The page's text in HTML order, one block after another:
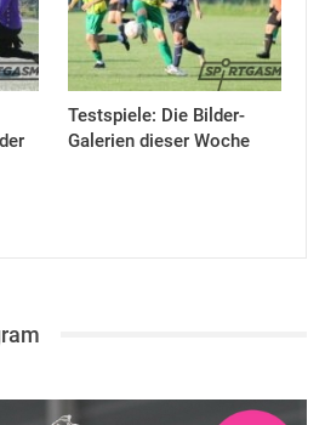
Testspiele: Die Bilder-
Galerien dieser Woche